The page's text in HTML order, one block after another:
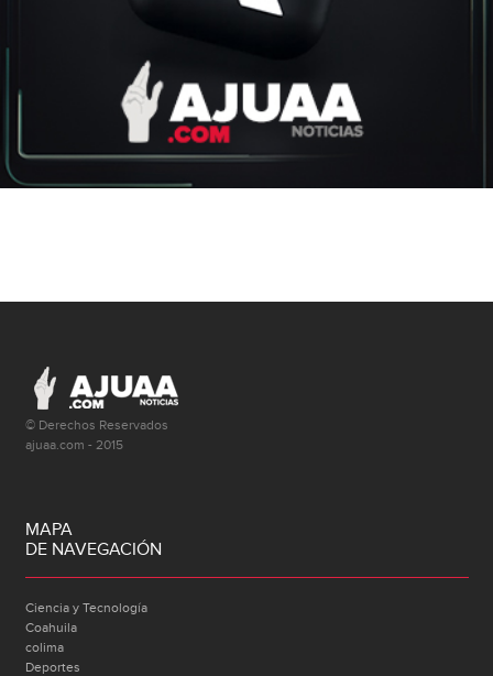
© Derechos Reservados
ajuaa.com - 2015
MAPA
DE NAVEGACIÓN
Ciencia y Tecnología
Coahuila
colima
Deportes